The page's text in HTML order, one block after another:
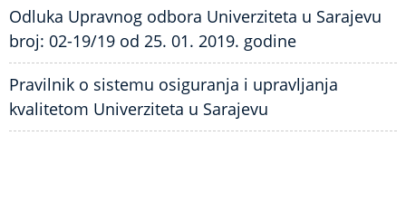
Odluka Upravnog odbora Univerziteta u Sarajevu
broj: 02-19/19 od 25. 01. 2019. godine
Pravilnik o sistemu osiguranja i upravljanja
kvalitetom Univerziteta u Sarajevu